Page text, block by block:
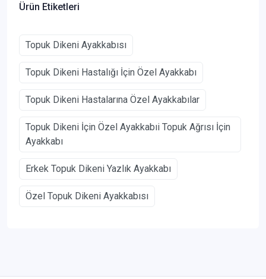
Ürün Etiketleri
Topuk Dikeni Ayakkabısı
Topuk Dikeni Hastalığı İçin Özel Ayakkabı
Topuk Dikeni Hastalarına Özel Ayakkabılar
Topuk Dikeni İçin Özel Ayakkabıi Topuk Ağrısı İçin
Ayakkabı
Erkek Topuk Dikeni Yazlık Ayakkabı
Özel Topuk Dikeni Ayakkabısı